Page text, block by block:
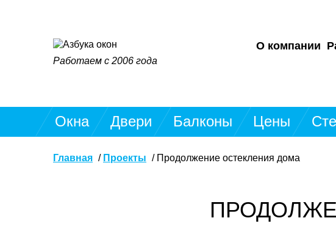
Работаем с 2006 года
О компании
Окна Двери Балконы Цены
Главная Проекты Продолжение остекления дома